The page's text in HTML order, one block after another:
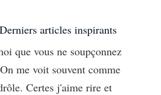
Derniers articles inspirants
que vous ne soupçonnez
me voit souvent comme
Certes j'aime rire et